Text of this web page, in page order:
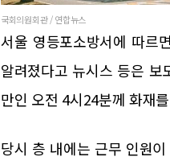
국회의원회관 / 연합뉴스
서울 영등포소방서에 따르
알려졌다고 뉴시스 등은
만인 오전 4시24분께 화재
당시 층 내에는 근무 인원